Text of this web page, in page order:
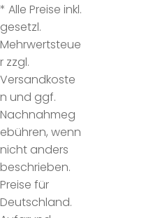
* Alle Preise inkl.
gesetzl.
Mehrwertsteue
r zzgl.
Versandkoste
n und ggf.
Nachnahmeg
ebühren, wenn
nicht anders
beschrieben.
Preise für
Deutschland.